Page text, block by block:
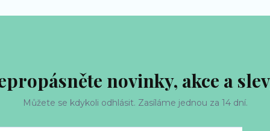
novinky, akce a
Můžete se kdykoli odhlásit. Zasíláme jednou za 14 dní.